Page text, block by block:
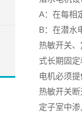
A：在每相
B：在潜水
热敏开关
式长期固
电机必须
热敏开关
定子室中